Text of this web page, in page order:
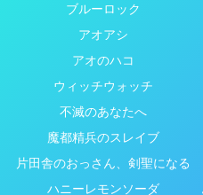
ブルーロック
アオアシ
アオのハコ
ウィッチウォッチ
不滅のあなたへ
魔都精兵のスレイブ
片田舎のおっさん、剣聖になる
ハニーレモンソーダ